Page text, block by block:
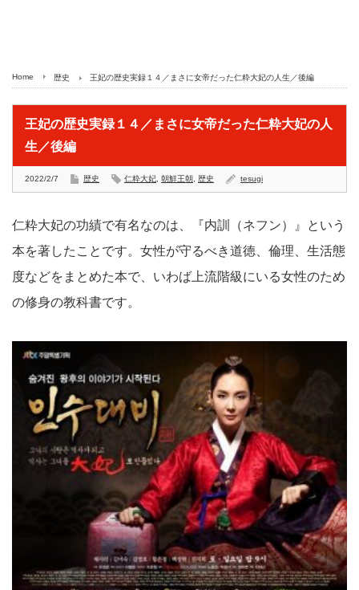
Home 歴史 王妃の歴史実録１４／まさに女帝だった仁粋大妃の人生／後編
王妃の歴史実録１４／まさに女帝だった仁粋大妃の人
生／後編
2022/2/7 歴史 仁粋大妃 朝鮮王朝 歴史 tesugi
仁粋大妃の功績で有名なのは、『内訓（ネフン）』という
本を著したことです。女性が守るべき道徳、倫理、生活態
度などをまとめた本で、いわば上流階級にいる女性のため
の修身の教科書です。